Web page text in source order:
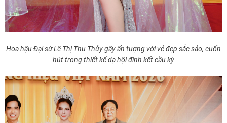
Hoa hậu Đại sứ Lê Thị Thu Thủy gây ấn tượng với vẻ đẹp sắc sảo, cuốn
hút trong thiết kế dạ hội đính kết cầu kỳ